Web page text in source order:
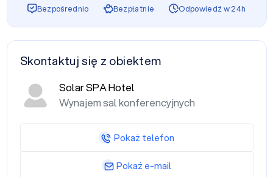
Bezpośrednio Bezpłatnie Odpowiedź w 24h
Skontaktuj się z obiektem
Solar SPA Hotel
Wynajem sal konferencyjnych
Pokaż telefon
Pokaż e-mail